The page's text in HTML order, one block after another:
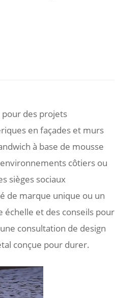
des projets
en façades et murs
à base de mousse
côtiers ou
sièges sociaux
de marque unique ou un
échelle et des conseils pour
consultation de design
conçue pour durer.